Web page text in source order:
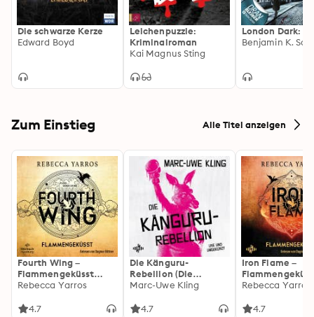
Die schwarze Kerze
Edward Boyd
Leichenpuzzle:
Kriminalroman
Kai Magnus Sting
London Dark:
Benjamin K.
Zum Einstieg Alle Titel anzeigen
Fourth Wing –
Flammengeküsst
(Flammengeküsst-
Rebecca Yarros
4.7
Die Känguru-
Rebellion (Die
Känguru-Werke 5)
Marc-Uwe Kling
4.7
Iron Flame –
heißersehnte
Rebecca Yarros
4.7